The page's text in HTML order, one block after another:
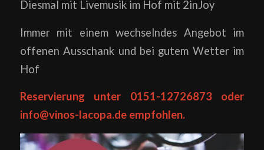
Diesmal mit Livemusik im Hof mit 2inJoy
Immer mit einem wechselndes Angebot im
offenen Ausschank und bei gutem Wetter im
Hof
Reservierung unter 0151-12726873 oder
info@vinos-lacopa.de empfohlen.